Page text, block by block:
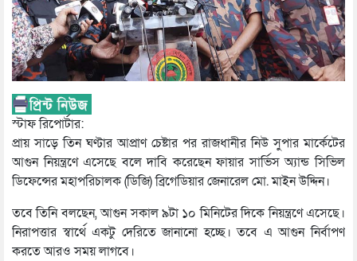
স্টাফ রিপোর্টার:
প্রায় সাড়ে তিন ঘণ্টার আপ্রাণ চেষ্টার পর রাজধানীর নিউ সুপার মার্কেটের
আগুন নিয়ন্ত্রণে এসেছে বলে দাবি করেছেন ফায়ার সার্ভিস অ্যান্ড সিভিল
ডিফেন্সের মহাপরিচালক (ডিজি) ব্রিগেডিয়ার জেনারেল মো. মাইন উদ্দিন।
তবে তিনি বলছেন, আগুন সকাল ৯টা ১০ মিনিটের দিকে নিয়ন্ত্রণে এসেছে।
নিরাপত্তার স্বার্থে একটু দেরিতে জানানো হচ্ছে। তবে এ আগুন নির্বাপণ
করতে আরও সময় লাগবে।